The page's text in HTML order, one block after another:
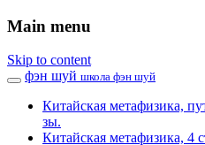
Main menu
Skip to content
фэн шуй школа фэн шуй
Китайская метафизика,
зы.
Китайская метафизика, 4